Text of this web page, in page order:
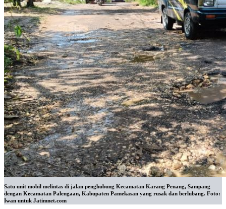
Satu unit mobil melintas di jalan penghubung Kecamatan Karang Penang, Sampang
dengan Kecamatan Palengaan, Kabupaten Pamekasan yang rusak dan berlubang. Foto:
Iwan untuk Jatimnet.com